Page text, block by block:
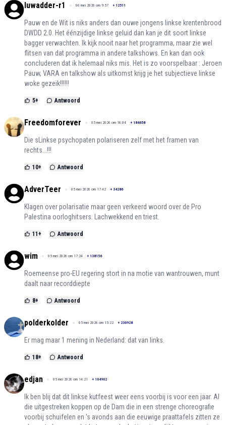
luwadder-r1 06 mei 2026 om 9:57 + 12511
Pauw en de Wit is niks anders dan ouwe jongens linkse krentenbrood
DWDD 2.0. Het éénzijdige linkse geluid dan kan je dit soort linkse
bagger verwachten. Ik kijk nooit naar het programma, maar zie wel
flitsen van dat programma in andere talkshows. En kan dan ook
concluderen dat ik helemaal niks mis. Het is zo voorspelbaar : Jeroen
Pauw, VARA en talkshow als uitkomst krijg je het subjectieve linkse
woke gezeik!!!!!!
5+ Antwoord
Freedomforever 05 mei 2026 om 18:04 + 184658
Die sLinkse psychopaten polariseren zelf met het framen van
rechts...!!!
10+ Antwoord
AdverTeer 05 mei 2026 om 17:42 + 34286
Klagen over polarisatie maar geen verkeerd woord over de Pro
Palestina oorloghitsers. Lachwekkend en triest.
11 + Antwoord
wim 05 mei 2026 om 17:24 + 138156
Roemeense pro-EU regering stort in na motie van wantrouwen, munt
daalt naar recorddiepte
8+ Antwoord
polderkolder 05 mei 2026 om 15:22 + 230928
Er mag maar 1 mening in Nederland: dat van links.
18+ Antwoord
edjan 05 mei 2026 om 14:21 + 104902
Ik ben blij dat dit linkse kutfeest weer eens voorbij is voor een jaar. Al
die uitgestreken koppen op de Dam die in een strenge choreografie
voorbij schuifelen en 's avonds aan die eeuwige praattafels zitten ze